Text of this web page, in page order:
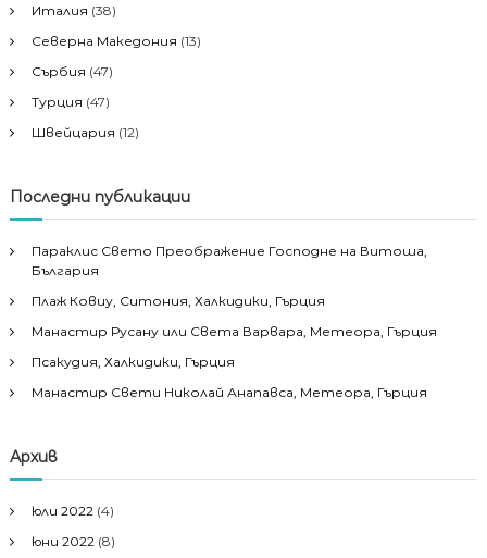
Италия (38)
Северна Македония (13)
Сърбия (47)
Турция (47)
Швейцария (12)
Последни публикации
Параклис Свето Преображение Господне на Витоша,
България
Плаж Ковиу, Ситония, Халкидики, Гърция
Манастир Русану или Света Варвара, Метеора, Гърция
Псакудия, Халкидики, Гърция
Манастир Свети Николай Анапавса, Метеора, Гърция
Архив
юли 2022 (4)
юни 2022 (8)